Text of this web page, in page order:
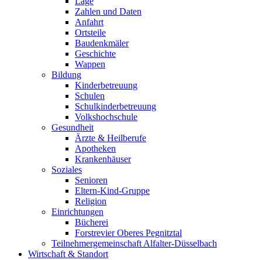
Zahlen und Daten
Anfahrt
Ortsteile
Baudenkmäler
Geschichte
Wappen
Bildung
Kinderbetreuung
Schulen
Schulkinderbetreuung
Volkshochschule
Gesundheit
Ärzte & Heilberufe
Apotheken
Krankenhäuser
Soziales
Senioren
Eltern-Kind-Gruppe
Religion
Einrichtungen
Bücherei
Forstrevier Oberes Pegnitztal
Teilnehmergemeinschaft Alfalter-Düsselbach
Wirtschaft & Standort